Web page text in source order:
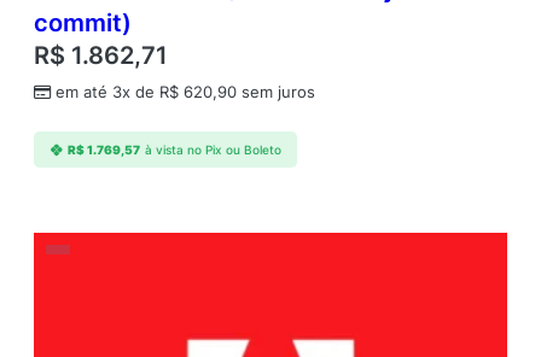
commit)
R$ 1.862,71
em até 3x de R$ 620,90 sem juros
R$1.769,57 à vista no Pix ou Boleto